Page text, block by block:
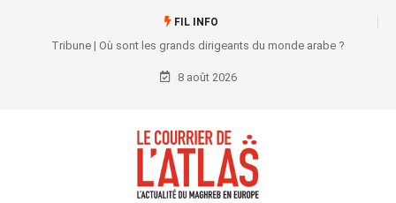
FIL INFO
Tribune | Où sont les grands dirigeants du monde arabe ?
8 août 2026